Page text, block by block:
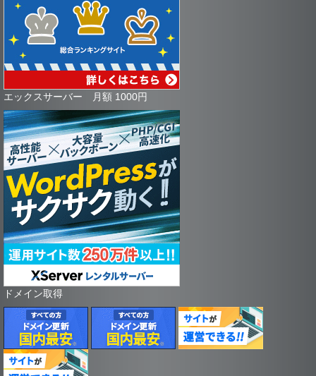
エックスサーバー 月額 1000円
ドメイン取得